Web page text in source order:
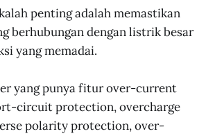
penting adalah memastikan
berhubungan dengan listrik besar
yang memadai.
yang punya fitur over-current
circuit protection, overcharge
polarity protection, over-